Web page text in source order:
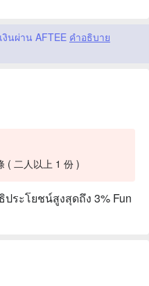
นผ่าน AFTEE คำอธิบาย
( 二人以上 1 份 )
ระโยชน์สูงสุดถึง 3% Fun